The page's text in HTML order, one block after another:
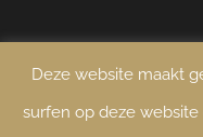
Deze website maakt
surfen op deze